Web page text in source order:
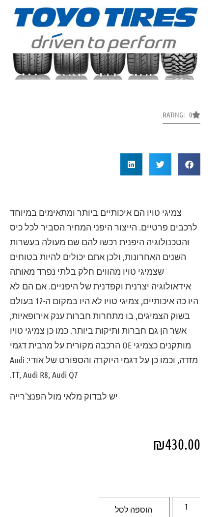
RATING: 0
צמיגי טויו הם איכותיים ביותר ומתאימים במיוחד
לרכבים פרטיים. הייצור היפני המחיר הסביר לכל כיס
והטכנולוגיה היפנית רכשו להם שם מעולה בעשרות
השנים האחרונות, ולכן אתם יכולים להיות בטוחים
שצמיגי טויו מהווים חלק בלתי נפרד מאותה
אידאולוגיה יצרנית וקפדנית של היפניים. אם הם לא
היו כה איכותיים, צמיגי טויו לא היו במקום ה-12 בעולם
בשוק הצמיגים, בו מתחרות חברות ענק אירופאיות,
אשר הן גם חברות ותיקות ביותר. כמו כן צמיגי טויו
מותקנים כצמיגי OE הרכבה מקורית על מרבית דגמי
מזדה, וכמו כן על דגמי היוקרה והספורט של אודי: Audi
TT, Audi R8, Audi Q7.
יש לבדוק מלאי מול הפנצ'רייה
₪430.00
הוספה לסל